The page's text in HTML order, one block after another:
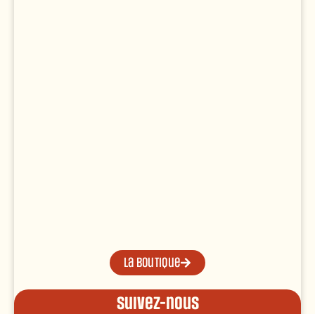
La boutique
Suivez-nous